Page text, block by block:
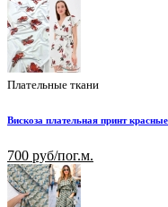
Плательные ткани
Вискоза плательная принт
700 руб/пог.м.